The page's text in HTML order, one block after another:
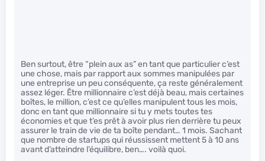
Ben surtout, être “plein aux as” en tant que particulier c’est
une chose, mais par rapport aux sommes manipulées par
une entreprise un peu conséquente, ça reste généralement
assez léger. Être millionnaire c’est déjà beau, mais certaines
boîtes, le million, c’est ce qu’elles manipulent tous les mois,
donc en tant que millionnaire si tu y mets toutes tes
économies et que t’es prêt à avoir plus rien derrière tu peux
assurer le train de vie de ta boîte pendant… 1 mois. Sachant
que nombre de startups qui réussissent mettent 5 à 10 ans
avant d’atteindre l’équilibre, ben…. voilà quoi.